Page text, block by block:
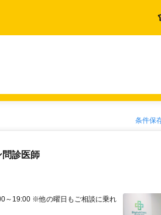
条件保
問診医師
～19:00 ※他の曜日もご相談に乗れ